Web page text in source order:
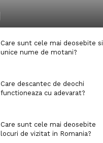
Care sunt cele mai deosebite si
unice nume de motani?
Care descantec de deochi
functioneaza cu adevarat?
Care sunt cele mai deosebite
locuri de vizitat in Romania?